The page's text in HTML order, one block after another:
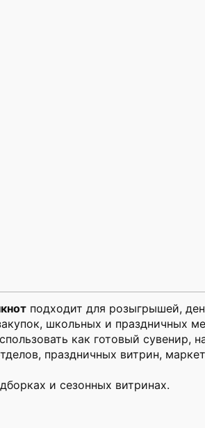
подходит для розыгрышей,
школьных и праздничных
как готовый сувенир,
праздничных витрин,
и сезонных витринах.